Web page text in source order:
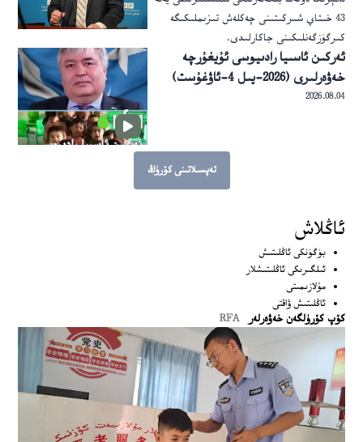
43 خىتاي شىركىتىنى چەكلەش تىزىملىكىگە
كىرگۈزگەنلىكىنى جاكارلىدى.
ئەركىن ئاسىيا رادىيوسى ئۇيغۇرچە
خەۋەرلىرى (2026-يىل 4-ئاۋغۇست)
2026.08.04
بۇ تېمىغا مۇناسىۋەتلىك تېخىمۇ كۆپ ھېكايىلەرنى كۆرۈڭ
تەپسىلاتىنى كۆرۈڭ
ئاڭلاش
بۈگۈنكى ئاڭلىتىش
ئىلگىرىكى ئاڭلىتىشلار
مۇلازىمىتى
ئاڭلىتىش ۋاقتى
كۆپ كۆرۈلگەن خەۋەرلەر RFA